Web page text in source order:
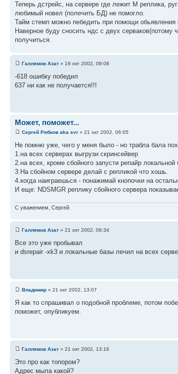
Теперь дстрейс, на сервере где лежит М реплика,
любимый новел (полечить БД) не помогло.
Тайм стемп можно пебедить при помощи обьявления
Наверное буду сносить ндс с двух
получиться.
Галлямов Азат » 19 окт 2002, 09:08
-618 ошибку победил
637 ни как не получается!!!
Может, поможет...
Сергей Рябков aka svr » 21 окт 2002, 06:05
Не помню уже, чего у меня было - но трабла бала
1.на всех серверах выгрузи скринсейвер
2.на всех, кроме сбойного запусти репайр
3.На сбойном сервере делай с репликой что хошь.
4.когда наиграешься - понажимай кнопочки на
И еще: NDSMGR реплику сбойного сервера
С уважением, Сергей.
Галлямов Азат » 21 окт 2002, 06:34
Все это уже пробывал
и dsrepair -xk3 и локальные базы лечил на всех
Владимир » 21 окт 2002, 13:07
Я как то спрашивал о подобной проблеме, потом
поможет, опубликуем.
Галлямов Азат » 21 окт 2002, 13:16
Это про как топором?
Адрес мыла какой?